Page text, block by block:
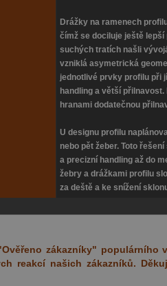
Drážky na ramenech
čímž se dociluje ještě
suchých tratích našli
vzniklá asymetrická
jednotlivé prvky profilu při
handling a větší
hranami dodatečnou
U designu profilu
nebo pět žeber. Toto
a precizní handling až do
žebry a drážkami profilu
za deště a ke snížení
zákazníky" populárního
reakcí našich zákazníků.